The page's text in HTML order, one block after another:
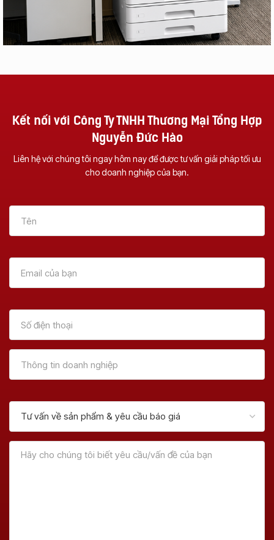
Máy Photocopy Tại
Nẵng – Uy Tín &
Tận Nơi
Một Chiếc Máy
Chức Năng ?
Kết nối với Công Ty TNHH Thương Mại Tổng Hợp
Nguyễn Đức Hào
Liên hệ với chúng tôi ngay hôm nay để được tư vấn giải pháp tối ưu
cho doanh nghiệp của bạn.